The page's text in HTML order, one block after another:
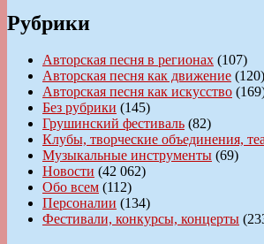
Рубрики
Авторская песня в регионах (107)
Авторская песня как движение (120)
Авторская песня как искусство
Без рубрики (145)
Грушинский фестиваль (82)
Клубы, творческие объединения,
Музыкальные инструменты (69)
Новости (42 062)
Обо всем (112)
Персоналии (134)
Фестивали, конкурсы, концерты